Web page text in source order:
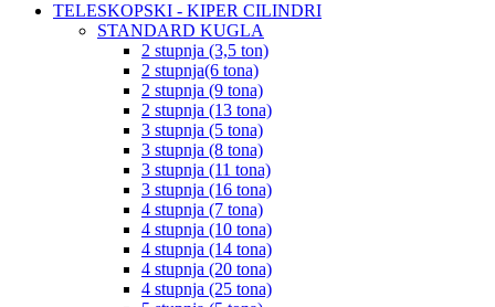
TELESKOPSKI - KIPER CILINDRI
STANDARD KUGLA
2 stupnja (3,5 ton)
2 stupnja(6 tona)
2 stupnja (9 tona)
2 stupnja (13 tona)
3 stupnja (5 tona)
3 stupnja (8 tona)
3 stupnja (11 tona)
3 stupnja (16 tona)
4 stupnja (7 tona)
4 stupnja (10 tona)
4 stupnja (14 tona)
4 stupnja (20 tona)
4 stupnja (25 tona)